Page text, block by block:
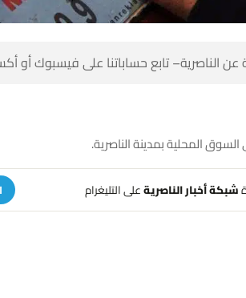
عن الناصرية– تابع حساباتنا على فيسبوك أو
السوق المحلية بمدينة الناصرية.
شبكة أخبار الناصريةعلى التليغرام